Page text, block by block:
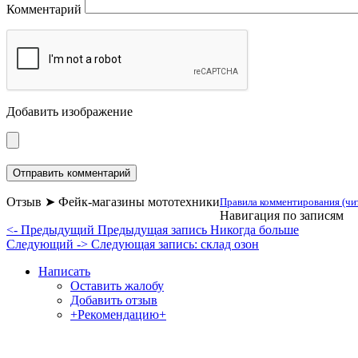
Комментарий
Добавить изображение
Правила комментирования
Отзыв ➤ Фейк-магазины мототехники
Навигация по записям
<- Предыдущий Предыдущая запись Никогда больше
Следующий -> Следующая запись: склад озон
Написать
Оставить жалобу
Добавить отзыв
+Рекомендацию+